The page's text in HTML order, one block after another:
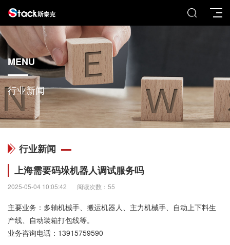
MENU
行业新闻
行业新闻
上海需要码垛机器人调试服务吗
2025-05-04 10:05:42 阅读次数：55
主要业务：多轴机械手、搬运机器人、主力机械手、自动上下料生
产线、自动装箱打包线等。
业务咨询电话： 13915759590